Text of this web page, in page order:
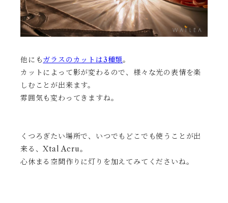
他にもガラスのカットは3種類。
カットによって影が変わるので、様々な光の表情を楽
しむことが出来ます。
雰囲気も変わってきますね。
くつろぎたい場所で、いつでもどこでも使うことが出
来る、Xtal Acru。
心休まる空間作りに灯りを加えてみてくださいね。